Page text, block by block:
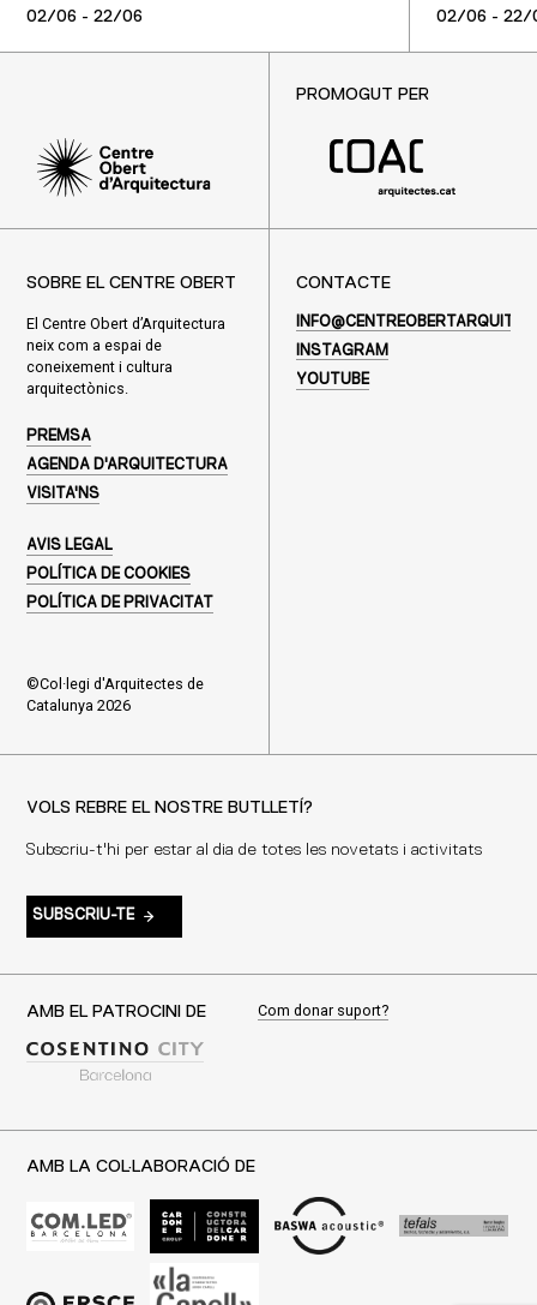
02/06 - 22/06 02/06 - 22/
PROMOGUT PER
SOBRE EL CENTRE OBERT
El Centre Obert d’Arquitectura
neix com a espai de
coneixement i cultura
arquitectònics.
PREMSA
AGENDA D'ARQUITECTURA
VISITA'NS
AVIS LEGAL
POLÍTICA DE COOKIES
POLÍTICA DE PRIVACITAT
©Col·legi d'Arquitectes de
Catalunya 2026
CONTACTE
INSTAGRAM
YOUTUBE
VOLS REBRE EL NOSTRE BUTLLETÍ?
Subscriu-t'hi per estar al dia de totes les novetats i activitats
SUBSCRIU-TE
AMB EL PATROCINI DE Com donar suport?
AMB LA COL·LABORACIÓ DE